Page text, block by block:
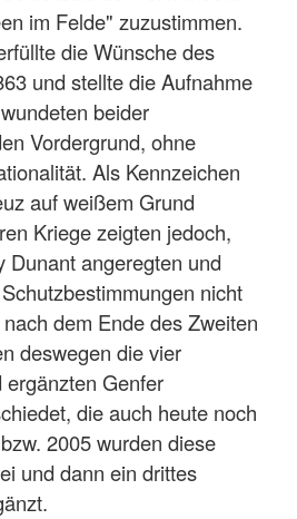
im Felde" zuzustimmen.
die Wünsche des
und stellte die Aufnahme
beider
Vordergrund, ohne
Als Kennzeichen
auf weißem Grund
Kriege zeigten jedoch,
Dunant angeregten und
nicht
dem Ende des Zweiten
deswegen die vier
Genfer
die auch heute noch
2005 wurden diese
und dann ein drittes